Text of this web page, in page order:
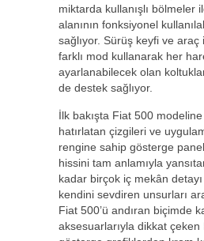
miktarda kullanışlı bölmeler
alanının fonksiyonel
sağlıyor. Sürüş keyfi ve araç
farklı mod kullanarak her
ayarlanabilecek olan
de destek sağlıyor.
İlk bakışta Fiat 500
hatırlatan çizgileri ve
rengine sahip gösterge
hissini tam anlamıyla
kadar birçok iç mekân detayı
kendini sevdiren unsurları
Fiat 500’ü andıran biçimde
aksesuarlarıyla dikkat çeken